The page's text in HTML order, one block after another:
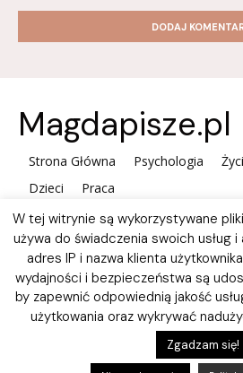
Magdapisze.pl
Strona Główna Psychologia
Dzieci
Praca
W tej witrynie są wykorzystywane
używa do świadczenia swoich usług i
adres IP i nazwa klienta
wydajności i bezpieczeństwa są
by zapewnić odpowiednią jakość
użytkowania oraz wykrywać
Zgadzam się!